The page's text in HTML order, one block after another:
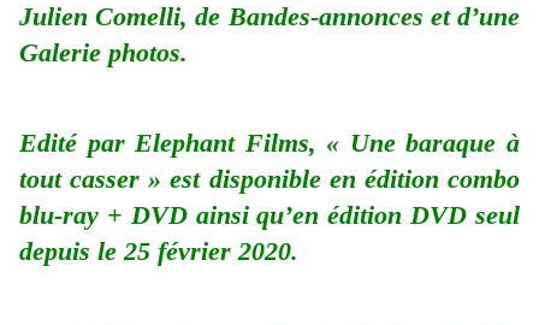
Julien Comelli, de Bandes-annonces et d’une
Galerie photos.
Edité par Elephant Films, « Une baraque à
tout casser » est disponible en édition combo
blu-ray + DVD ainsi qu’en édition DVD seul
depuis le 25 février 2020.